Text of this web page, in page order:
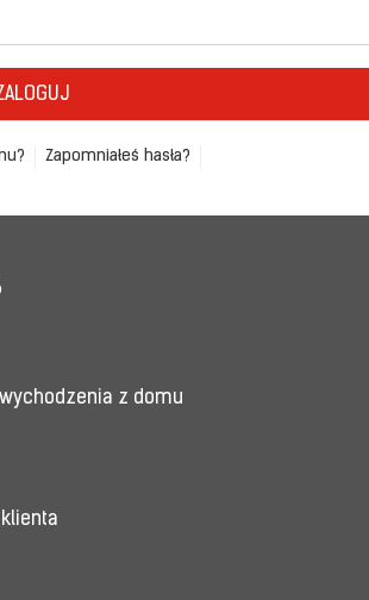
Zapomniałeś hasła?
z domu